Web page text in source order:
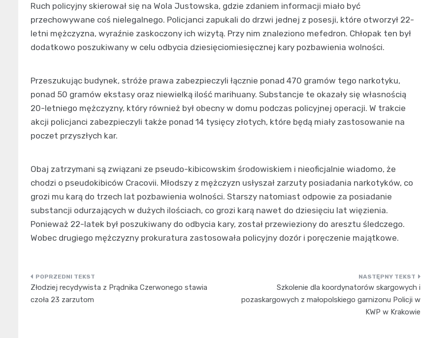
Ruch policyjny skierował się na Wola Justowska, gdzie zdaniem informacji miało być
przechowywane coś nielegalnego. Policjanci zapukali do drzwi jednej z posesji, które otworzył 22-
letni mężczyzna, wyraźnie zaskoczony ich wizytą. Przy nim znaleziono mefedron. Chłopak ten był
dodatkowo poszukiwany w celu odbycia dziesięciomiesięcznej kary pozbawienia wolności.
Przeszukując budynek, stróże prawa zabezpieczyli łącznie ponad 470 gramów tego narkotyku,
ponad 50 gramów ekstasy oraz niewielką ilość marihuany. Substancje te okazały się własnością
20-letniego mężczyzny, który również był obecny w domu podczas policyjnej operacji. W trakcie
akcji policjanci zabezpieczyli także ponad 14 tysięcy złotych, które będą miały zastosowanie na
poczet przyszłych kar.
Obaj zatrzymani są związani ze pseudo-kibicowskim środowiskiem i nieoficjalnie wiadomo, że
chodzi o pseudokibiców Cracovii. Młodszy z mężczyzn usłyszał zarzuty posiadania narkotyków, co
grozi mu karą do trzech lat pozbawienia wolności. Starszy natomiast odpowie za posiadanie
substancji odurzających w dużych ilościach, co grozi karą nawet do dziesięciu lat więzienia.
Ponieważ 22-latek był poszukiwany do odbycia kary, został przewieziony do aresztu śledczego.
Wobec drugiego mężczyzny prokuratura zastosowała policyjny dozór i poręczenie majątkowe.
Nawigacja
wpisu
Złodziej recydywista z Prądnika Czerwonego stawia
czoła 23 zarzutom
Szkolenie dla koordynatorów skargowych i
pozaskargowych z małopolskiego garnizonu Policji w
KWP w Krakowie